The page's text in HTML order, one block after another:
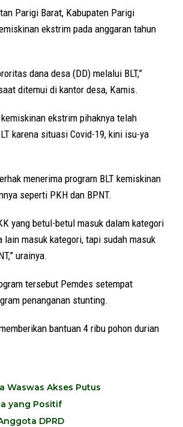
Parigi Barat, Kabupaten Parigi
ekstrim pada anggaran tahun
dana desa (DD) melalui BLT,”
ditemui di kantor desa, Kamis.
ekstrim pihaknya telah
karena situasi Covid-19, kini isu-ya
menerima program BLT kemiskinan
seperti PKH dan BPNT.
yang betul-betul masuk dalam kategori
lain masuk kategori, tapi sudah masuk
urainya.
tersebut Pemdes setempat
penanganan stunting.
bantuan 4 ribu pohon durian
Waswas Akses Putus
yang Positif
DPRD